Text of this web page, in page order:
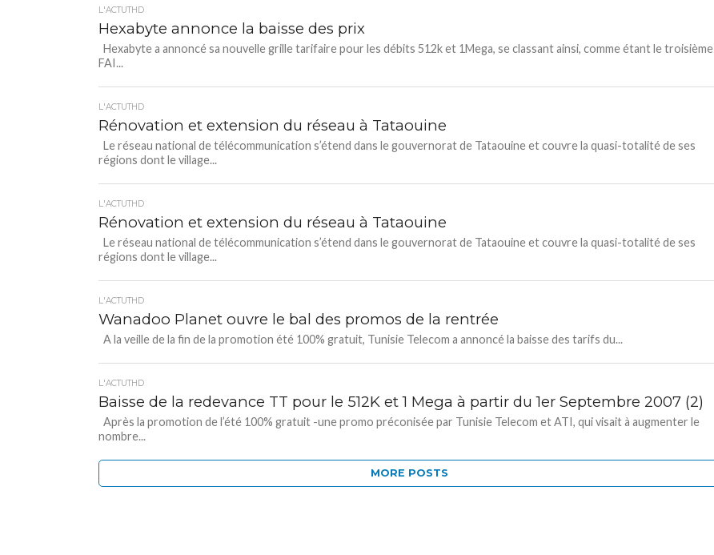
L'ACTUTHD
Hexabyte annonce la baisse des prix
Hexabyte a annoncé sa nouvelle grille tarifaire pour les débits 512k et 1Mega, se classant ainsi, comme étant le troisième
FAI...
L'ACTUTHD
Rénovation et extension du réseau à Tataouine
Le réseau national de télécommunication s’étend dans le gouvernorat de Tataouine et couvre la quasi-totalité de ses
régions dont le village...
L'ACTUTHD
Rénovation et extension du réseau à Tataouine
Le réseau national de télécommunication s’étend dans le gouvernorat de Tataouine et couvre la quasi-totalité de ses
régions dont le village...
L'ACTUTHD
Wanadoo Planet ouvre le bal des promos de la rentrée
A la veille de la fin de la promotion été 100% gratuit, Tunisie Telecom a annoncé la baisse des tarifs du...
L'ACTUTHD
Baisse de la redevance TT pour le 512K et 1 Mega à partir du 1er Septembre 2007 (2)
Après la promotion de l’été 100% gratuit -une promo préconisée par Tunisie Telecom et ATI, qui visait à augmenter le
nombre...
MORE POSTS